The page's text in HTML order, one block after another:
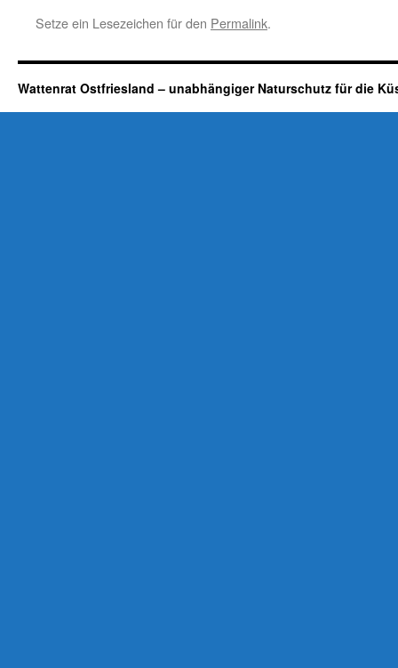
Setze ein Lesezeichen für den Permalink.
Wattenrat Ostfriesland – unabhängiger Naturschutz für die